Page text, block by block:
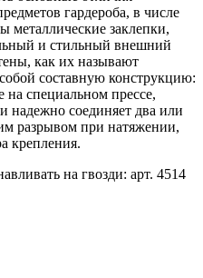
гардероба, в числе
металлические заклепки,
и стильный внешний
как их называют
составную конструкцию:
специальном прессе,
надежно соединяет два или
разрывом при натяжении,
крепления.
на гвозди: арт. 4514